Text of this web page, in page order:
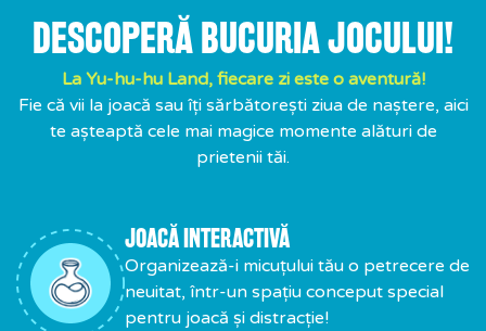
DESCOPERĂ BUCURIA JOCULUI!
La Yu-hu-hu Land, fiecare zi este o aventură!
Fie că vii la joacă sau îți sărbătorești ziua de naștere, aici
te așteaptă cele mai magice momente alături de
prietenii tăi.
JOACĂ INTERACTIVĂ
Organizează-i micuțului tău o petrecere de
neuitat, într-un spațiu conceput special
pentru joacă și distracție!